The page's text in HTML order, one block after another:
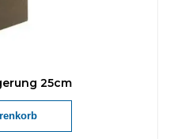
25cm